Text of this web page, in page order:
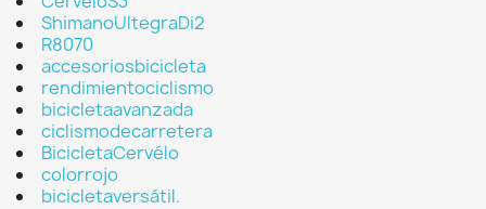
ShimanoUltegraDi2
R8070
accesoriosbicicleta
rendimientociclismo
bicicletaavanzada
ciclismodecarretera
BicicletaCervélo
colorrojo
bicicletaversátil.